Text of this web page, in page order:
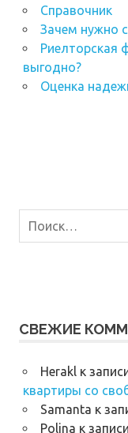
Справочник
Зачем нужно
Риелторская
выгодно?
Оценка
СВЕЖИЕ
Heraklк
квартиры со
Samanta к
Polina к записи